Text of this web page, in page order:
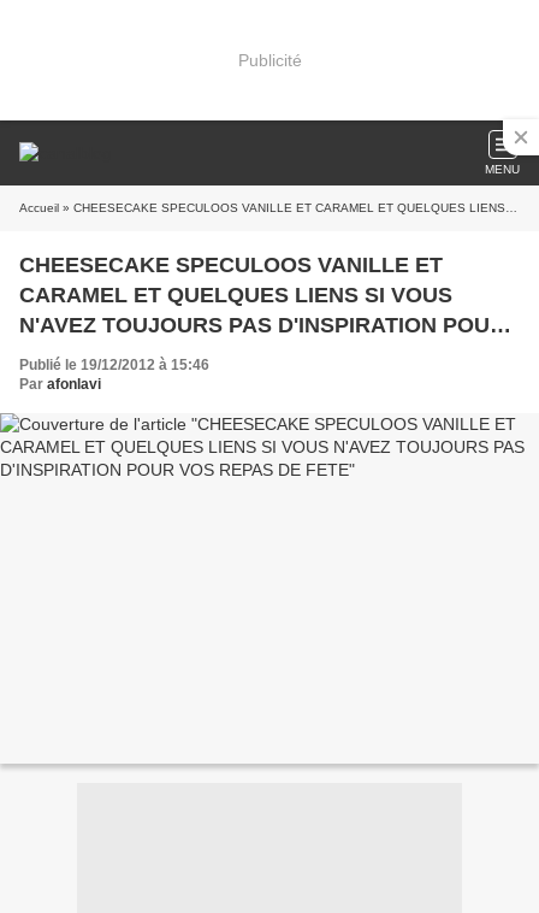
Publicité
MENU
Accueil » CHEESECAKE SPECULOOS VANILLE ET CARAMEL ET QUELQUES LIENS SI VOUS N'AVEZ TOUJOURS PAS D'INSPIRATION POUR VOS REPAS DE FETE
CHEESECAKE SPECULOOS VANILLE ET
CARAMEL ET QUELQUES LIENS SI VOUS
N'AVEZ TOUJOURS PAS D'INSPIRATION POUR
VOS REPAS DE FETE
Publié le 19/12/2012 à 15:46
Par afonlavi